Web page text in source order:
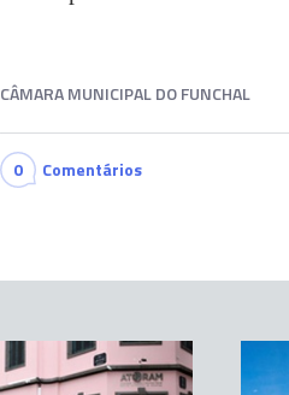
CÂMARA MUNICIPAL DO FUNCHAL
0 Comentários